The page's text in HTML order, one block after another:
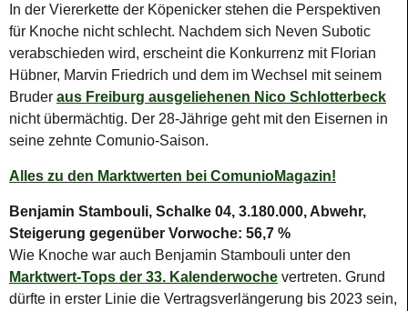
In der Viererkette der Köpenicker stehen die Perspektiven
für Knoche nicht schlecht. Nachdem sich Neven Subotic
verabschieden wird, erscheint die Konkurrenz mit Florian
Hübner, Marvin Friedrich und dem im Wechsel mit seinem
Bruder aus Freiburg ausgeliehenen Nico Schlotterbeck
nicht übermächtig. Der 28-Jährige geht mit den Eisernen in
seine zehnte Comunio-Saison.
Alles zu den Marktwerten bei ComunioMagazin!
Benjamin Stambouli, Schalke 04, 3.180.000, Abwehr,
Steigerung gegenüber Vorwoche: 56,7 %
Wie Knoche war auch Benjamin Stambouli unter den
Marktwert-Tops der 33. Kalenderwoche vertreten. Grund
dürfte in erster Linie die Vertragsverlängerung bis 2023 sein,